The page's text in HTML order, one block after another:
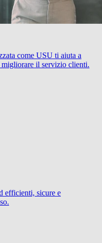
come USU ti aiuta a
il servizio clienti.
efficienti, sicure e